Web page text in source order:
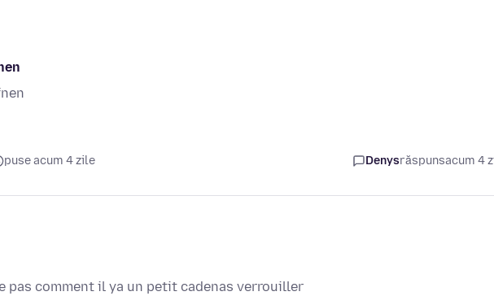
puse acum 4 zile Denysrăspunsacum 4
pas comment il ya un petit cadenas verrouiller